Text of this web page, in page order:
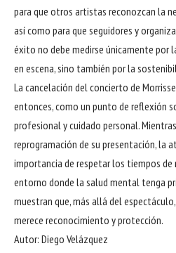
para que otros artistas reconozcan la
así como para que seguidores y
éxito no debe medirse únicamente por
en escena, sino también por la
La cancelación del concierto de
entonces, como un punto de reflexión
profesional y cuidado personal.
reprogramación de su presentación, la
importancia de respetar los tiempos de
entorno donde la salud mental tenga
muestran que, más allá del
merece reconocimiento y protección.
Autor: Diego Velázquez